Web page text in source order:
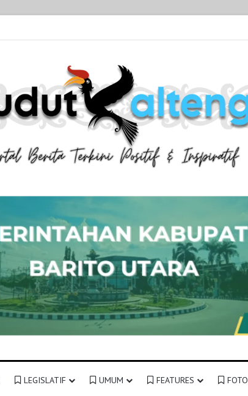
LEGISLATIF UMUM FEATURES FOTO